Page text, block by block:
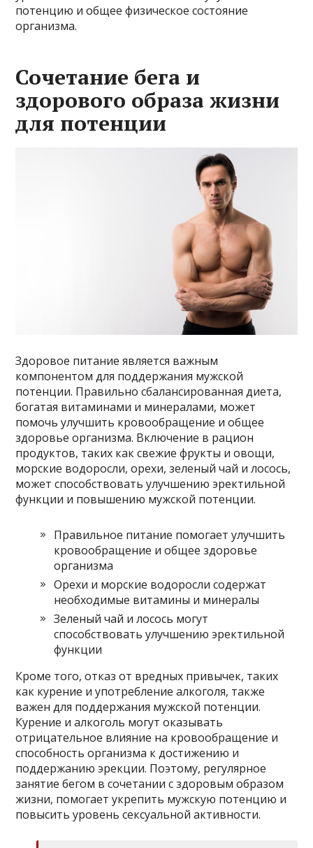
потенцию и общее физическое состояние
организма.
Сочетание бега и
здорового образа жизни
для потенции
Здоровое питание является важным
компонентом для поддержания мужской
потенции. Правильно сбалансированная диета,
богатая витаминами и минералами, может
помочь улучшить кровообращение и общее
здоровье организма. Включение в рацион
продуктов, таких как свежие фрукты и овощи,
морские водоросли, орехи, зеленый чай и лосось,
может способствовать улучшению эректильной
функции и повышению мужской потенции.
Правильное питание помогает улучшить
кровообращение и общее здоровье
организма
Орехи и морские водоросли содержат
необходимые витамины и минералы
Зеленый чай и лосось могут
способствовать улучшению эректильной
функции
Кроме того, отказ от вредных привычек, таких
как курение и употребление алкоголя, также
важен для поддержания мужской потенции.
Курение и алкоголь могут оказывать
отрицательное влияние на кровообращение и
способность организма к достижению и
поддержанию эрекции. Поэтому, регулярное
занятие бегом в сочетании с здоровым образом
жизни, помогает укрепить мужскую потенцию и
повысить уровень сексуальной активности.